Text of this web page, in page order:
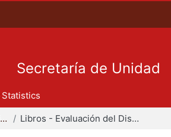
Secretaría de Unidad
Statistics
Departamento de Evaluación del Diseño en el Tiempo Libros - Evaluación del Diseño en el Tiempo